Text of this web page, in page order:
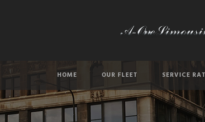
HOME OUR FLEET SERVICE